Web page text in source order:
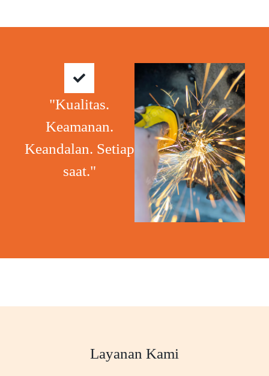
"Kualitas.
Keamanan.
Keandalan. Setiap
saat."
Layanan Kami